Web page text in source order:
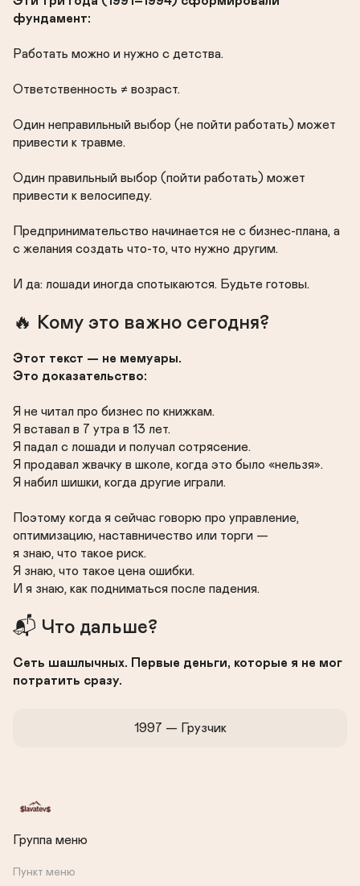
фундамент:
Работать можно и нужно с детства.
Ответственность ≠ возраст.
Один неправильный выбор (не пойти работать) может
привести к травме.
Один правильный выбор (пойти работать) может
привести к велосипеду.
Предпринимательство начинается не с бизнес-плана, а
с желания создать что-то, что нужно другим.
И да: лошади иногда спотыкаются. Будьте готовы.
🔥 Кому это важно сегодня?
Этот текст — не мемуары.
Это доказательство:
Я не читал про бизнес по книжкам.
Я вставал в 7 утра в 13 лет.
Я падал с лошади и получал сотрясение.
Я продавал жвачку в школе, когда это было «нельзя».
Я набил шишки, когда другие играли.
Поэтому когда я сейчас говорю про управление,
оптимизацию, наставничество или торги —
я знаю, что такое риск.
Я знаю, что такое цена ошибки.
И я знаю, как подниматься после падения.
📬 Что дальше?
Сеть шашлычных. Первые деньги, которые я не мог
потратить сразу.
1997 — Грузчик
Группа меню
Пункт меню